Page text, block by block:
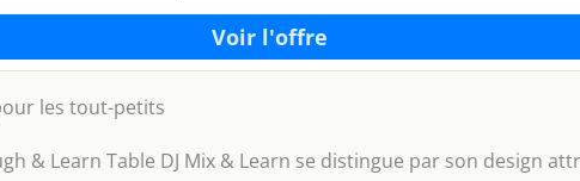
les tout-petits
& Learn Table DJ Mix & Learn se distingue par son design